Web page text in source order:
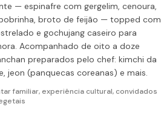
— espinafre com gergelim, cenoura,
broto de feijão — topped com
e gochujang caseiro para
Acompanhado de oito a doze
preparados pelo chef: kimchi da
jeon (panquecas coreanas) e mais.
familiar, experiência cultural, convidados